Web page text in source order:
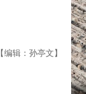
【编辑：孙亭文】